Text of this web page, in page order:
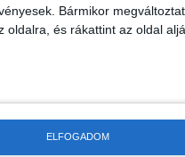
Bármikor
oldalra, és rákattint az oldal
ELFOGADOM